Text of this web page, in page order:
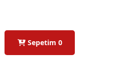
Sepetim 0